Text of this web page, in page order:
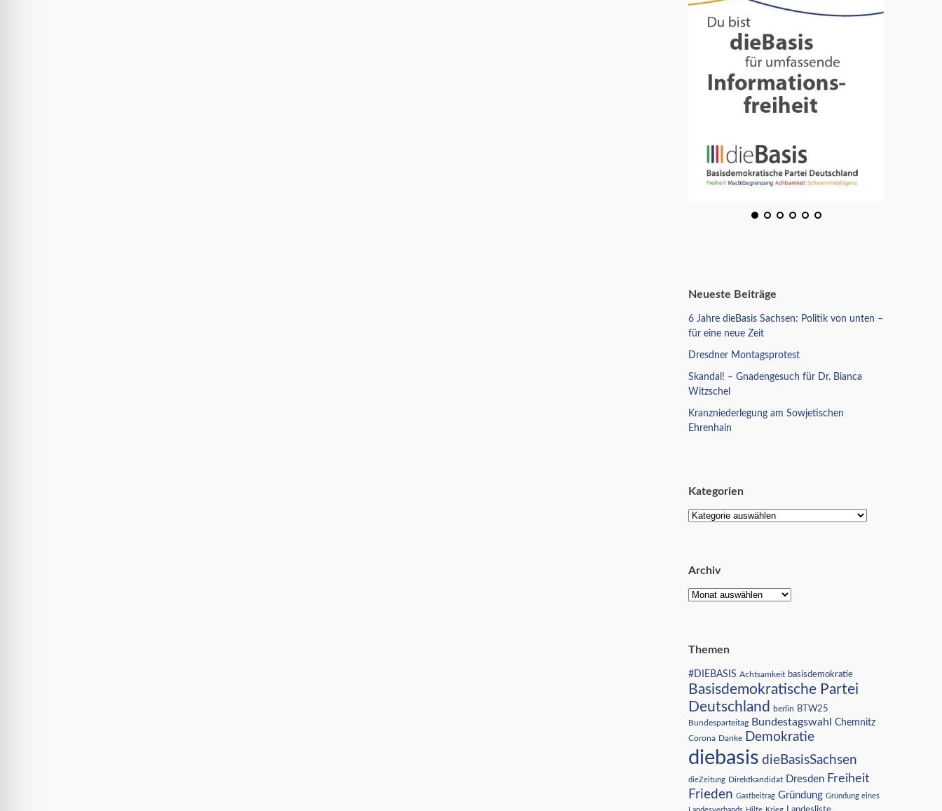
Neueste Beiträge
6 Jahre dieBasis Sachsen: Politik von unten –
für eine neue Zeit
Dresdner Montagsprotest
Skandal! – Gnadengesuch für Dr. Bianca
Witzschel
Kranzniederlegung am Sowjetischen
Ehrenhain
Kategorien
Archiv
Themen
#DIEBASIS Achtsamkeit basisdemokratie
Basisdemokratische Partei
Deutschland
berlin BTW25
Bundesparteitag Bundestagswahl Chemnitz
Corona Danke Demokratie
diebasis dieBasisSachsen
dieZeitung Direktkandidat Dresden Freiheit
Frieden Gastbeitrag Gründung Gründung eines